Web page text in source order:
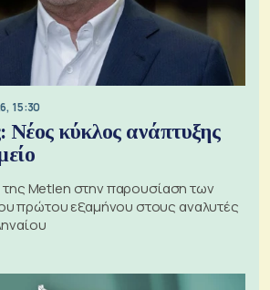
15:30
Νέος κύκλος ανάπτυξης
της Metlen στην παρουσίαση των
πρώτου εξαμήνου στους αναλυτές